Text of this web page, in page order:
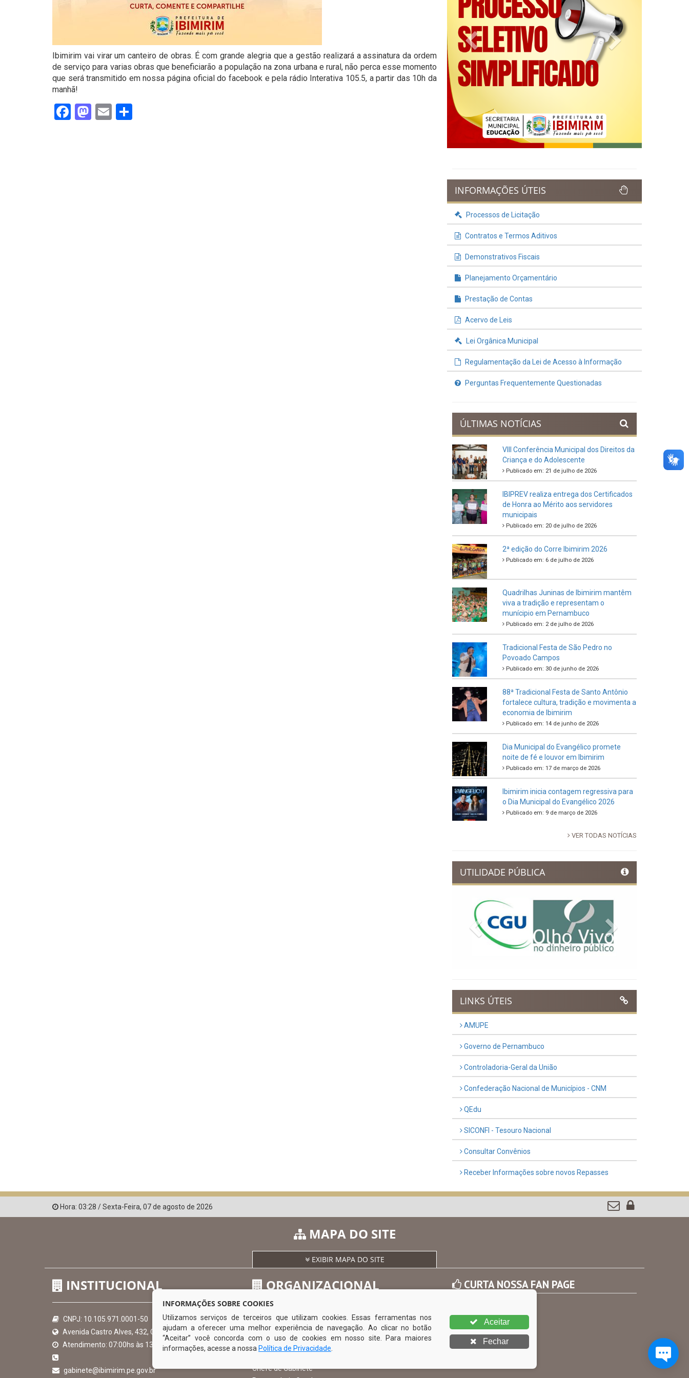
Ibimirim vai virar um canteiro de obras. É com grande alegria que a gestão realizará a assinatura da ordem
de serviço para varias obras que beneficiarão a população na zona urbana e rural, não perca esse momento
que será transmitido em nossa página oficial do facebook e pela rádio Interativa 105.5, a partir das 10h da
manhã!
Facebook
Mastodon
Email
Previous Next
INFORMAÇÕES ÚTEIS
Processos de Licitação
Contratos e Termos Aditivos
Demonstrativos Fiscais
Planejamento Orçamentário
Prestação de Contas
Acervo de Leis
Lei Orgânica Municipal
Regulamentação da Lei de Acesso à Informação
Perguntas Frequentemente Questionadas
ÚLTIMAS NOTÍCIAS
VIII Conferência Municipal dos Direitos da
Criança e do Adolescente
Publicado em: 21 de julho de 2026
IBIPREV realiza entrega dos Certificados
de Honra ao Mérito aos servidores
municipais
Publicado em: 20 de julho de 2026
2ª edição do Corre Ibimirim 2026
Publicado em: 6 de julho de 2026
Quadrilhas Juninas de Ibimirim mantêm
viva a tradição e representam o
munícipio em Pernambuco
Publicado em: 2 de julho de 2026
Tradicional Festa de São Pedro no
Povoado Campos
Publicado em: 30 de junho de 2026
88ª Tradicional Festa de Santo Antônio
fortalece cultura, tradição e movimenta a
economia de Ibimirim
Publicado em: 14 de junho de 2026
Dia Municipal do Evangélico promete
noite de fé e louvor em Ibimirim
Publicado em: 17 de março de 2026
Ibimirim inicia contagem regressiva para
o Dia Municipal do Evangélico 2026
Publicado em: 9 de março de 2026
VER TODAS NOTÍCIAS
UTILIDADE PÚBLICA
Previous
LINKS ÚTEIS
AMUPE
Governo de Pernambuco
Controladoria-Geral da União
Confederação Nacional de Municípios - CNM
QEdu
SICONFI - Tesouro Nacional
Consultar Convênios
Receber Informações sobre novos Repasses
Hora: 03:28 /Sexta-Feira, 07 de agosto de 2026
MAPA DO SITE
EXIBIR MAPA DO SITE
INSTITUCIONAL
CNPJ: 10.105.971.0001-50
Avenida Castro Alves, 432, Centro - CEP: 56-580-000
Atendimento: 07:00hs às 13:00hs
gabinete@ibimirim.pe.gov.br
ORGANIZACIONAL
O Prefeito
Vice Prefeito
Ouvidoria Municipal
Chefe de Gabinete
CURTA NOSSA FAN PAGE
INFORMAÇÕES SOBRE COOKIES
Utilizamos serviços de terceiros que utilizam cookies. Essas ferramentas nos
ajudam a oferecer uma melhor experiência de navegação. Ao clicar no botão
“Aceitar” você concorda com o uso de cookies em nosso site. Para maiores
informações, acesse a nossa Política de Privacidade
Aceitar
Fechar